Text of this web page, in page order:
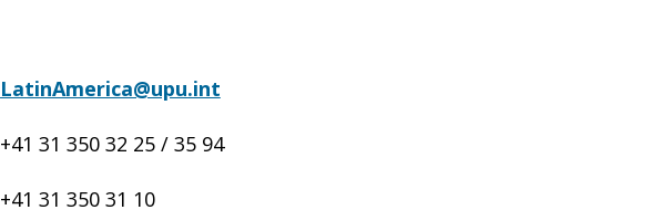
LatinAmerica@upu.int
+41 31 350 32 25 / 35 94
+41 31 350 31 10